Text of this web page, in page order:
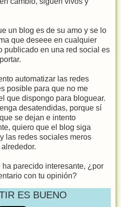
un blog es de su amo y se lo
que deseee en cualquier
publicado en una red social es
automatizar las redes
posible para que no me
que dispongo para bloguear.
desatendidas, porque sí
se dejan e intento
quiero que el blog siga
las redes sociales meros
parecido interesante, ¿por
con tu opinión?
ES BUENO